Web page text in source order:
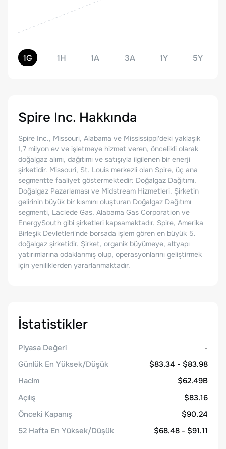
1G 1H 1A 3A 1Y 5Y
Spire Inc. Hakkında
Spire Inc., Missouri, Alabama ve Mississippi'deki yaklaşık
1,7 milyon ev ve işletmeye hizmet veren, öncelikli olarak
doğalgaz alımı, dağıtımı ve satışıyla ilgilenen bir enerji
şirketidir. Missouri, St. Louis merkezli olan Spire, üç ana
segmentte faaliyet göstermektedir: Doğalgaz Dağıtımı,
Doğalgaz Pazarlaması ve Midstream Hizmetleri. Şirketin
gelirinin büyük bir kısmını oluşturan Doğalgaz Dağıtımı
segmenti, Laclede Gas, Alabama Gas Corporation ve
EnergySouth gibi şirketleri kapsamaktadır. Spire, Amerika
Birleşik Devletleri'nde borsada işlem gören en büyük 5.
doğalgaz şirketidir. Şirket, organik büyümeye, altyapı
yatırımlarına odaklanmış olup, operasyonlarını geliştirmek
için yeniliklerden yararlanmaktadır.
İstatistikler
Piyasa Değeri
-
Günlük En Yüksek/Düşük
$83.34 - $83.98
Hacim
$62.49B
Açılış
$83.16
Önceki Kapanış
$90.24
52 Hafta En Yüksek/Düşük
$68.48 - $91.11